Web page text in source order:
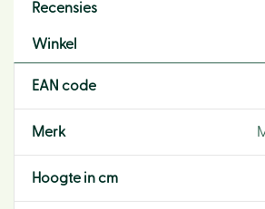
Recensies
Winkel
EAN code
Merk
Hoogte in cm